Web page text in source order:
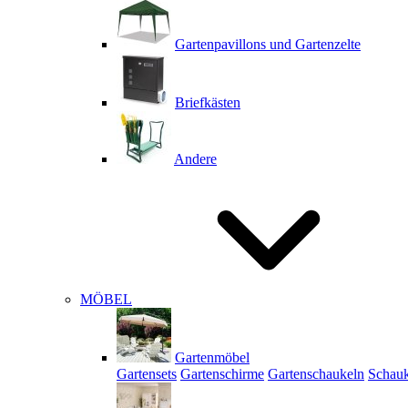
Gartenpavillons und Gartenzelte
Briefkästen
Andere
MÖBEL
Gartenmöbel
Gartensets Gartenschirme Gartenschaukeln